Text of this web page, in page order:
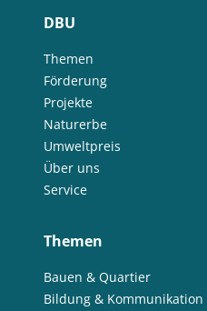
DBU
Themen
Förderung
Projekte
Naturerbe
Umweltpreis
Über uns
Service
Themen
Bauen & Quartier
Bildung & Kommunikation